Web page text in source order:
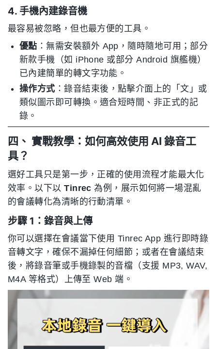
4. 手機內建錄音機
最容易被忽略，但也最方便的工具。
優點 ：無需安裝額外 App，隨時隨地可用；部分
新款手機（如 iPhone 或部分 Android 旗艦機）
已內建簡單的轉文字功能。
操作方式：錄音結束後，點擊介面上的「文」或
類似圖示即可轉換。適合短時間、非正式的記
錄。
四、 實戰教學：如何高效使用 AI 錄音工
具？
選好工具只是第一步，正確的使用流程才能最大化
效率。以下以Tinrec 為例，展示如何將一場混亂
的會議轉化為清晰的行動清單。
步驟 1：錄音與上傳
你可以選擇在會議當下使用 Tinrec App 進行即時錄
音轉文字，確保不漏掉任何細節；或者在會議結束
後，將錄音筆或手機錄製的音檔（支援 MP3, WAV,
M4A 等格式）上傳至 Web 端。